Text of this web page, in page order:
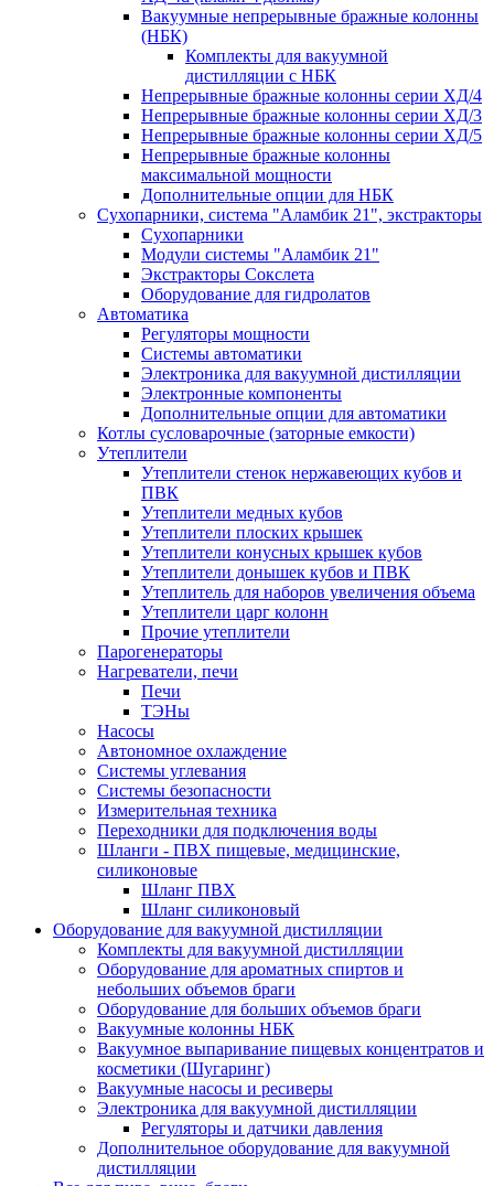
Вакуумные непрерывные бражные колонны
(НБК)
Комплекты для вакуумной
дистилляции с НБК
Непрерывные бражные колонны серии ХД/4
Непрерывные бражные колонны серии ХД/3
Непрерывные бражные колонны серии ХД/5
Непрерывные бражные колонны
максимальной мощности
Дополнительные опции для НБК
Сухопарники, система "Аламбик 21", экстракторы
Сухопарники
Модули системы "Аламбик 21"
Экстракторы Сокслета
Оборудование для гидролатов
Автоматика
Регуляторы мощности
Системы автоматики
Электроника для вакуумной дистилляции
Электронные компоненты
Дополнительные опции для автоматики
Котлы сусловарочные (заторные емкости)
Утеплители
Утеплители стенок нержавеющих кубов и
ПВК
Утеплители медных кубов
Утеплители плоских крышек
Утеплители конусных крышек кубов
Утеплители донышек кубов и ПВК
Утеплитель для наборов увеличения объема
Утеплители царг колонн
Прочие утеплители
Парогенераторы
Нагреватели, печи
Печи
ТЭНы
Насосы
Автономное охлаждение
Системы углевания
Системы безопасности
Измерительная техника
Переходники для подключения воды
Шланги - ПВХ пищевые, медицинские,
силиконовые
Шланг ПВХ
Шланг силиконовый
Оборудование для вакуумной дистилляции
Комплекты для вакуумной дистилляции
Оборудование для ароматных спиртов и
небольших объемов браги
Оборудование для больших объемов браги
Вакуумные колонны НБК
Вакуумное выпаривание пищевых концентратов и
косметики (Шугаринг)
Вакуумные насосы и ресиверы
Электроника для вакуумной дистилляции
Регуляторы и датчики давления
Дополнительное оборудование для вакуумной
дистилляции